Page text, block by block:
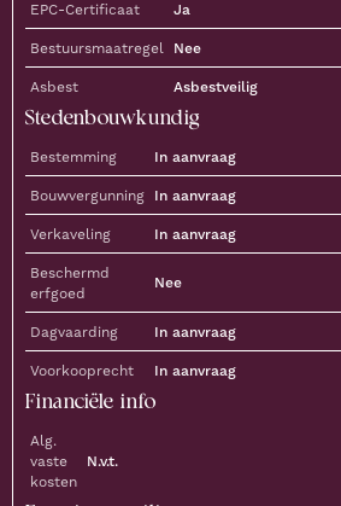
EPC-Certificaat Ja
Bestuursmaatregel Nee
Asbest Asbestveilig
Stedenbouwkundig
Bestemming In aanvraag
Bouwvergunning In aanvraag
Verkaveling In aanvraag
Beschermd
erfgoed
Nee
Dagvaarding In aanvraag
Voorkooprecht In aanvraag
Financiële info
Alg.
vaste
kosten
N.v.t.